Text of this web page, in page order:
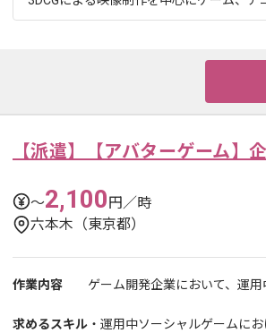
【派遣】【アバターゲーム】
〜2,100円／時
六本木（東京都）
作業内容 ゲーム開発企業において、運
求めるスキル ・運用中ソーシャルゲームに